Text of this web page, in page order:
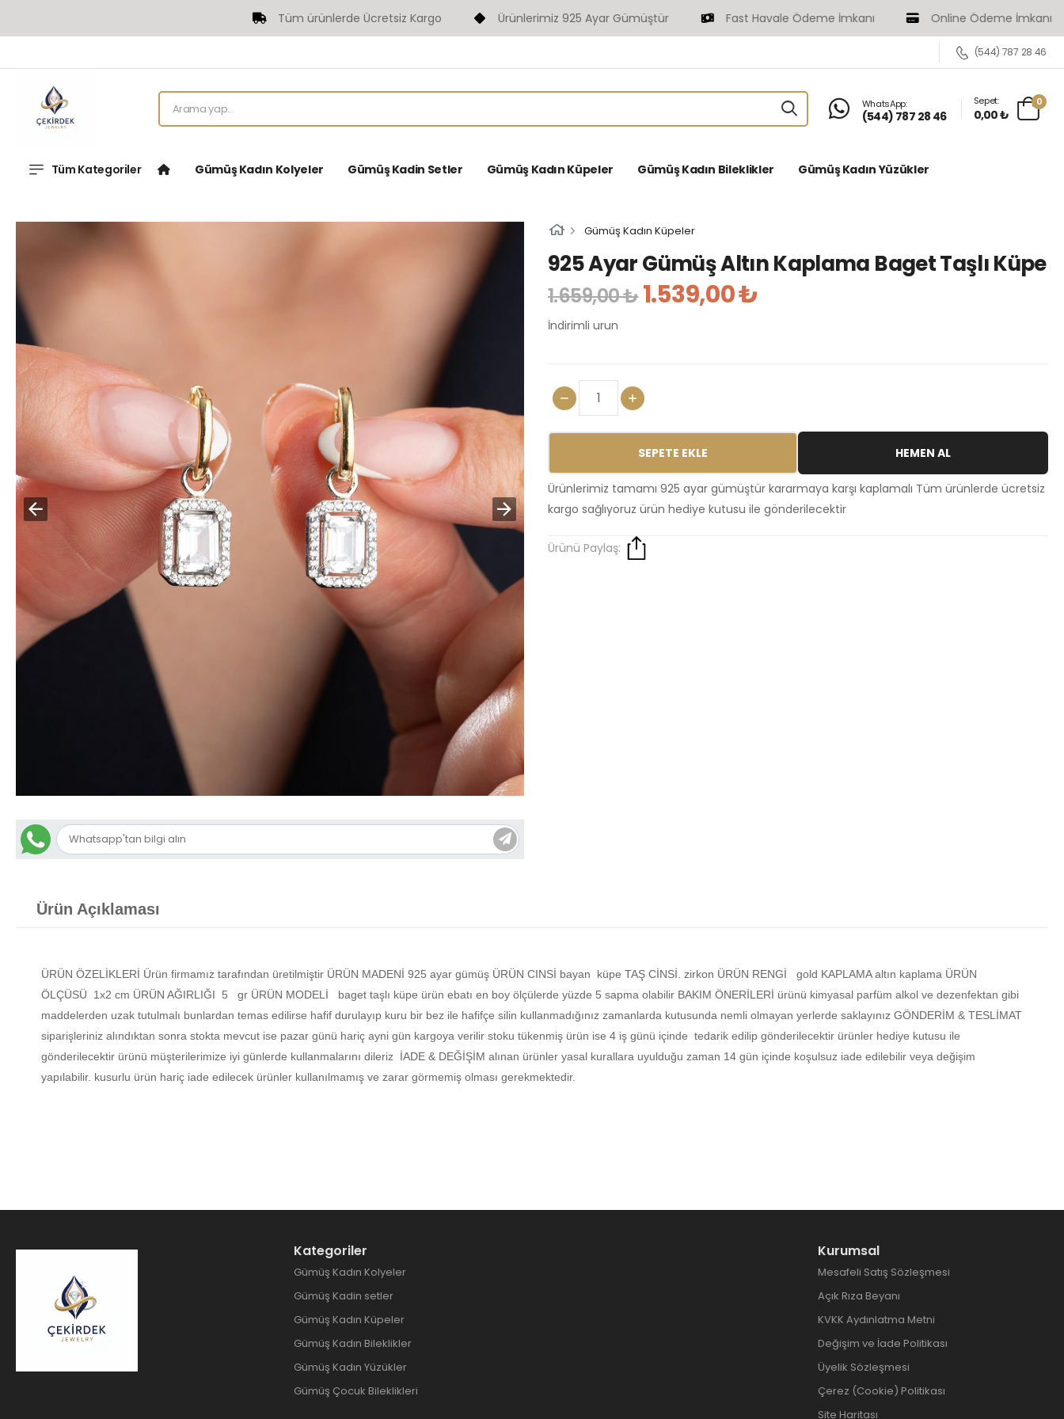
Tüm ürünlerde Ücretsiz Kargo Ürünlerimiz 925 Ayar Gümüştür Fast Havale Ödeme İmkanı Online Ödeme İmkanı
(544) 787 28 46
WhatsApp:
(544) 787 28 46
Sepet:
0,00 ₺
0
Tüm Kategoriler Gümüş Kadın Kolyeler Gümüş Kadin Setler Gümüş Kadın Küpeler Gümüş Kadın Bileklikler Gümüş Kadın Yüzükler
Gümüş Kadın Küpeler
925 Ayar Gümüş Altın Kaplama Baget Taşlı Küpe
1.659,00 ₺1.539,00 ₺
İndirimli urun
SEPETE EKLE HEMEN AL
Ürünlerimiz tamamı 925 ayar gümüştür kararmaya karşı kaplamalı Tüm ürünlerde ücretsiz
kargo sağlıyoruz ürün hediye kutusu ile gönderilecektir
Ürünü Paylaş:
Ürün Açıklaması
ÜRÜN ÖZELİKLERİ Ürün firmamız tarafından üretilmiştir ÜRÜN MADENİ 925 ayar gümüş ÜRÜN CINSİ bayan küpe TAŞ CİNSİ. zirkon ÜRÜN RENGİ gold KAPLAMA altın kaplama ÜRÜN
ÖLÇÜSÜ 1x2 cm ÜRÜN AĞIRLIĞI 5 gr ÜRÜN MODELİ baget taşlı küpe ürün ebatı en boy ölçülerde yüzde 5 sapma olabilir BAKIM ÖNERİLERİ ürünü kimyasal parfüm alkol ve dezenfektan gibi
maddelerden uzak tutulmalı bunlardan temas edilirse hafif durulayıp kuru bir bez ile hafifçe silin kullanmadığınız zamanlarda kutusunda nemli olmayan yerlerde saklayınız GÖNDERİM & TESLİMAT
siparişleriniz alındıktan sonra stokta mevcut ise pazar günü hariç ayni gün kargoya verilir stoku tükenmiş ürün ise 4 iş günü içinde tedarik edilip gönderilecektir ürünler hediye kutusu ile
gönderilecektir ürünü müşterilerimize iyi günlerde kullanmalarını dileriz İADE & DEĞİŞİM alınan ürünler yasal kurallara uyulduğu zaman 14 gün içinde koşulsuz iade edilebilir veya değişim
yapılabilir. kusurlu ürün hariç iade edilecek ürünler kullanılmamış ve zarar görmemiş olması gerekmektedir.
Kategoriler
Gümüş Kadın Kolyeler
Gümüş Kadin setler
Gümüş Kadın Küpeler
Gümüş Kadın Bileklikler
Gümüş Kadın Yüzükler
Gümüş Çocuk Bileklikleri
Kurumsal
Mesafeli Satış Sözleşmesi
Açık Rıza Beyanı
KVKK Aydınlatma Metni
Değişim ve İade Politikası
Üyelik Sözleşmesi
Çerez (Cookie) Politikası
Site Haritası